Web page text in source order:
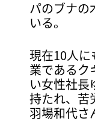
パのブナの
いる。
現在10人
業であるク
い女性社長
持たれ、苦
羽場和代さ